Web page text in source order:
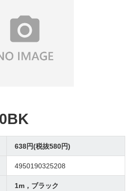
638円(税抜580円)
4950190325208
1m，ブラック